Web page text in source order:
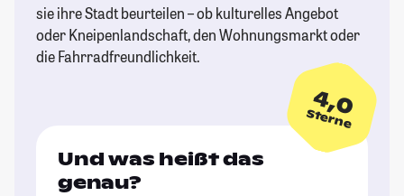
sie ihre Stadt beurteilen – ob kulturelles Angebot
oder Kneipenlandschaft, den Wohnungsmarkt oder
die Fahrradfreundlichkeit.
4,0
Sterne
Und was heißt das
genau?